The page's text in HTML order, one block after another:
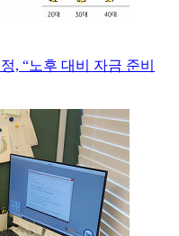
, “노후 대비 자금 준비